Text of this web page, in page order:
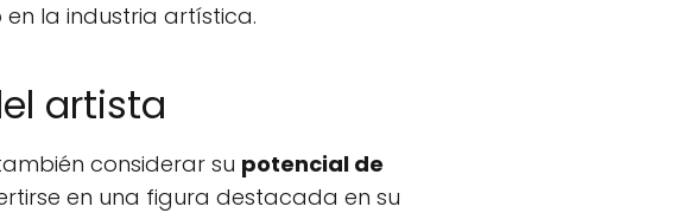
la industria artística.
artista
considerar su potencial de
en una figura destacada en su